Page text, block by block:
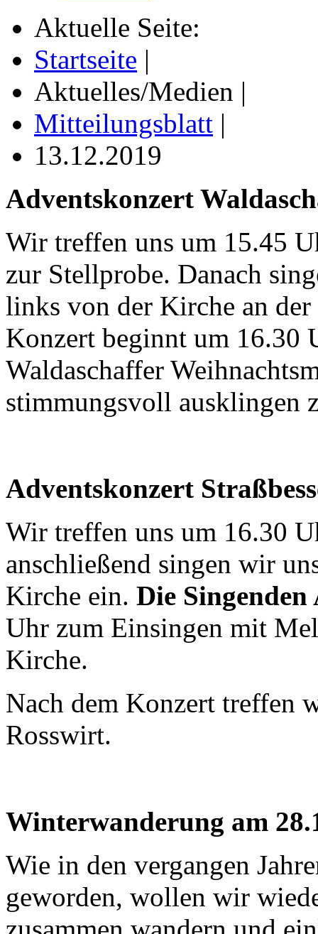
Aktuelle Seite:
Startseite |
Aktuelles/Medien |
Mitteilungsblatt |
13.12.2019
Adventskonzert
Wir treffen uns um 15.45
zur Stellprobe. Danach
links von der Kirche an der
Konzert beginnt um 16.30
Waldaschaffer
stimmungsvoll ausklingen
Adventskonzert
Wir treffen uns um 16.30
anschließend singen wir
Kirche ein. Die Singenden
Uhr zum Einsingen mit
Kirche.
Nach dem Konzert treffen
Rosswirt.
Winterwanderung am
Wie in den vergangen
geworden, wollen wir